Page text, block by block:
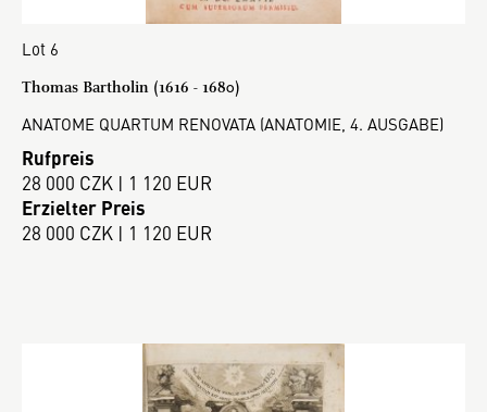
Lot 6
Thomas Bartholin (1616 - 1680)
ANATOME QUARTUM RENOVATA (ANATOMIE, 4. AUSGABE)
Rufpreis
28 000 CZK | 1 120 EUR
Erzielter Preis
28 000 CZK | 1 120 EUR